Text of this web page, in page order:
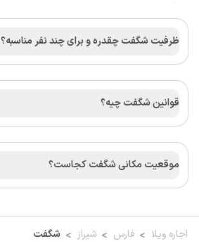
ظرفیت شگفت چقدره و برای چند نفر مناسبه؟
قوانین شگفت چیه؟
موقعیت مکانی شگفت کجاست؟
اجاره ویلا فارس شیراز شگفت